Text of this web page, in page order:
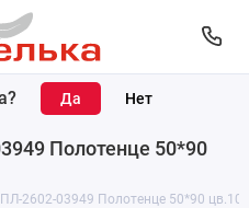
?
Полотенце 50*90
2602-03949 Полотенце 50*90